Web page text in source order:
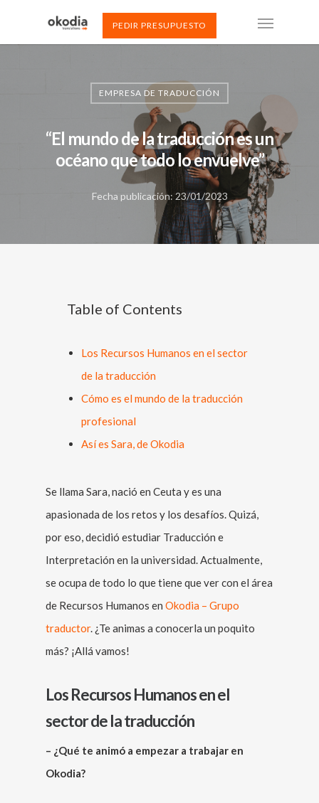
PEDIR PRESUPUESTO
EMPRESA DE TRADUCCIÓN
“El mundo de la traducción es un
océano que todo lo envuelve”
Fecha publicación: 23/01/2023
Table of Contents
Los Recursos Humanos en el sector
de la traducción
Cómo es el mundo de la traducción
profesional
Así es Sara, de Okodia
Se llama Sara, nació en Ceuta y es una
apasionada de los retos y los desafíos. Quizá,
por eso, decidió estudiar Traducción e
Interpretación en la universidad. Actualmente,
se ocupa de todo lo que tiene que ver con el área
de Recursos Humanos en Okodia – Grupo
traductor. ¿Te animas a conocerla un poquito
más? ¡Allá vamos!
Los Recursos Humanos en el
sector de la traducción
– ¿Qué te animó a empezar a trabajar en
Okodia?